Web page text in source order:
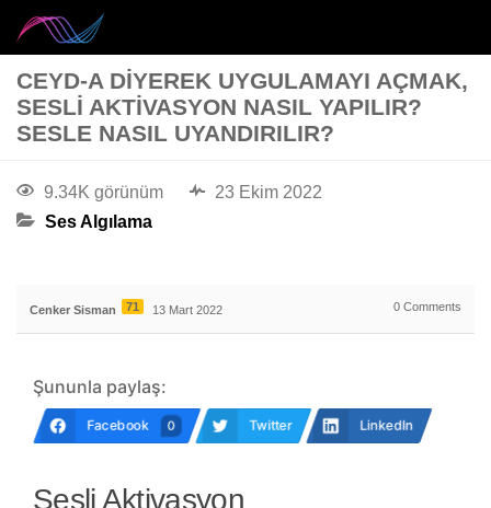
CEYD-A DIYEREK UYGULAMAYI AÇMAK,
SESLI AKTIVASYON NASIL YAPILIR?
SESLE NASIL UYANDIRILIR?
9.34K görünüm
23 Ekim 2022
Ses Algılama
Cenker Sisman 71 13 Mart 2022 0 Comments
Şununla paylaş:
Facebook 0 Twitter LinkedIn
Sesli Aktivasyon